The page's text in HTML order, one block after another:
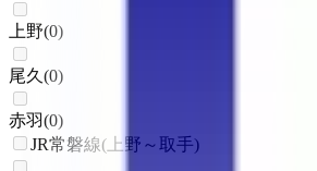
上野(0)
尾久 (0)
赤羽(0)
JR常磐線(上野～取手)